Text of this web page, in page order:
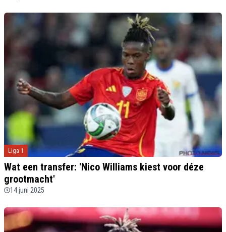
Liga 1
Wat een transfer: 'Nico Williams kiest voor déze
grootmacht'
14 juni 2025